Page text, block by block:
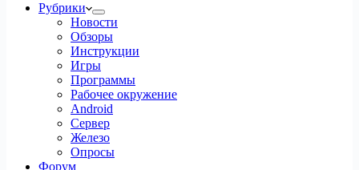
Рубрики
Новости
Обзоры
Инструкции
Игры
Программы
Рабочее окружение
Android
Сервер
Железо
Опросы
Форум